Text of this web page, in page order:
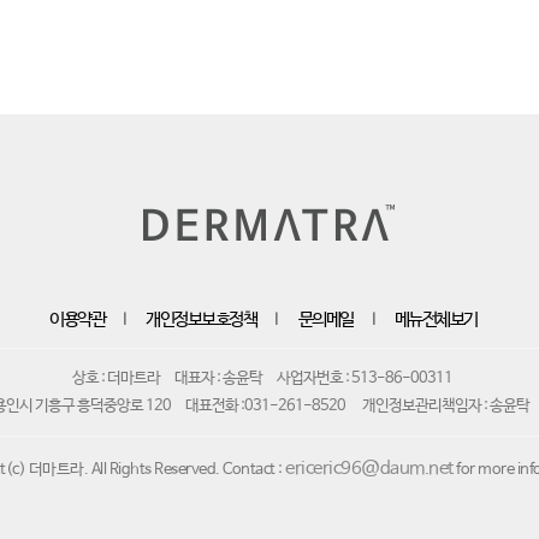
이용약관 개인정보보호정책 문의메일 메뉴전체보기
상호 : 더마트라 대표자 : 송윤탁
사업자번호 : 513-86-00311
인시 기흥구 흥덕중앙로 120
대표전화 :031-261-8520 개인정보관리책임자 : 송윤탁
더마트라. All Rights Reserved. Contact :ericeric96@daum.netfor more